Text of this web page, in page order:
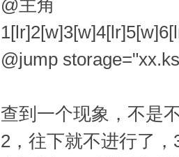
@主角
@jump
查到一个现象，不是
2，往下就不进行了